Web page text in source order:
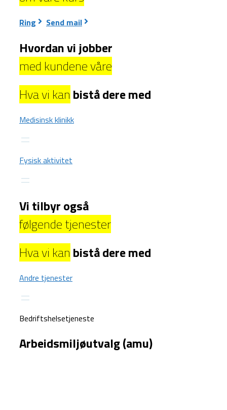
Ring Send mail
Hvordan vi jobber
med kundene våre
Hva vi kan bistå dere med
Medisinsk klinikk
Fysisk aktivitet
Vi tilbyr også
følgende tjenester
Hva vi kan bistå dere med
Andre tjenester
Bedriftshelsetjeneste
Arbeidsmiljøutvalg (amu)